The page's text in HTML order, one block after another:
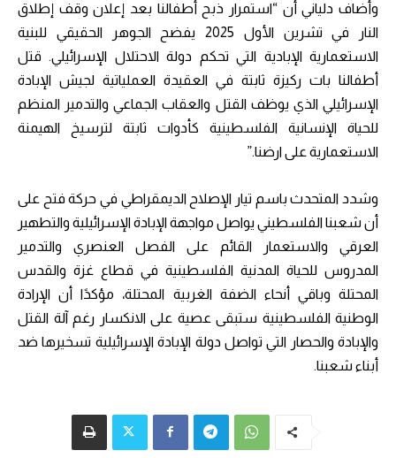
وأضاف دلياني أن “استمرار ذبح أطفالنا بعد إعلان وقف إطلاق
النار في تشرين الأول 2025 يفضح الجوهر الحقيقي للبنية
الاستعمارية الإبادية التي تحكم دولة الاحتلال الإسرائيلي. قتل
أطفالنا بات ركيزة ثابتة في العقيدة العملياتية لجيش الإبادة
الإسرائيلي الذي يوظف القتل والعقاب الجماعي والتدمير المنظم
للحياة الإنسانية الفلسطينية كأدوات ثابتة لترسيخ الهيمنة
الاستعمارية على ارضنا.”
وشدد المتحدث باسم تيار الإصلاح الديمقراطي في حركة فتح على
أن شعبنا الفلسطيني يواصل مواجهة الإبادة الإسرائيلية والتطهير
العرقي والاستعمار القائم على الفصل العنصري والتدمير
المدروس للحياة المدنية الفلسطينية في قطاع غزة والقدس
المحتلة وباقي أنحاء الضفة الغربية المحتلة، مؤكدًا أن الإرادة
الوطنية الفلسطينية ستبقى عصية على الانكسار رغم آلة القتل
والإبادة والحصار التي تواصل دولة الإبادة الإسرائيلية تسخيرها ضد
أبناء شعبنا.